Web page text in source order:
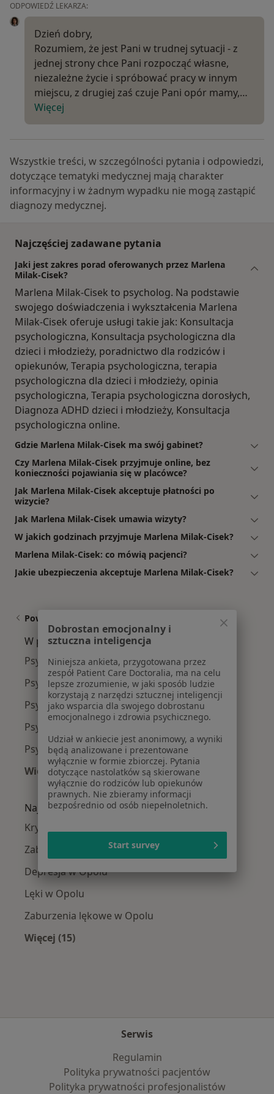
ODPOWIEDŹ LEKARZA:
Dzień dobry,
Rozumiem, że jest Pani w trudnej sytuacji - z
jednej strony chce Pani rozpocząć własne,
niezależne życie i spróbować pracy w innym
miejscu, z drugiej zaś czuje Pani opór mamy,…
Więcej
Wszystkie treści, w szczególności pytania i odpowiedzi,
dotyczące tematyki medycznej mają charakter
informacyjny i w żadnym wypadku nie mogą zastąpić
diagnozy medycznej.
Najczęściej zadawane pytania
Jaki jest zakres porad oferowanych przez Marlena
Milak-Cisek?
Marlena Milak-Cisek to psycholog. Na podstawie
swojego doświadczenia i wykształcenia Marlena
Milak-Cisek oferuje usługi takie jak: Konsultacja
psychologiczna, Konsultacja psychologiczna dla
dzieci i młodzieży, poradnictwo dla rodziców i
opiekunów, Terapia psychologiczna, terapia
psychologiczna dla dzieci i młodzieży, opinia
psychologiczna, Terapia psychologiczna dorosłych,
Diagnoza ADHD dzieci i młodzieży, Konsultacja
psychologiczna online.
Gdzie Marlena Milak-Cisek ma swój gabinet?
Czy Marlena Milak-Cisek przyjmuje online, bez
konieczności pojawiania się w placówce?
Jak Marlena Milak-Cisek akceptuje płatności po
wizycie?
Jak Marlena Milak-Cisek umawia wizyty?
W jakich godzinach przyjmuje Marlena Milak-Cisek?
Marlena Milak-Cisek: co mówią pacjenci?
Jakie ubezpieczenia akceptuje Marlena Milak-Cisek?
Powiązane wyszukiwania
W pobliżu Opola
Psycholodzy w Nysie
Psycholodzy w Kędzierzynie-Koźlu
Psycholodzy w Brzegu
Psycholodzy w Kluczborku
Psycholodzy w Strzelcach Opolskich
Więcej (12)
Więcej w kategorii: W pobliżu Opola
Najczęście leczone choroby
Kryzys emocjonalny w Opolu
Zaburzenia nastroju w Opolu
Depresja w Opolu
Lęki w Opolu
Zaburzenia lękowe w Opolu
Więcej (15)
Serwis
Regulamin
Polityka prywatności pacjentów
Polityka prywatności profesjonalistów
Dobrostan emocjonalny i
sztuczna inteligencja
Niniejsza ankieta, przygotowana przez
zespół Patient Care Doctoralia, ma na celu
lepsze zrozumienie, w jaki sposób ludzie
korzystają z narzędzi sztucznej inteligencji
jako wsparcia dla swojego dobrostanu
emocjonalnego i zdrowia psychicznego.
Udział w ankiecie jest anonimowy, a wyniki
będą analizowane i prezentowane
wyłącznie w formie zbiorczej. Pytania
dotyczące nastolatków są skierowane
wyłącznie do rodziców lub opiekunów
prawnych. Nie zbieramy informacji
bezpośrednio od osób niepełnoletnich.
Start survey